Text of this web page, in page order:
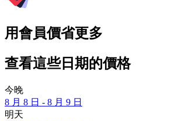
用會員價省更多
查看這些日期的價格
今晚
8 月 8 日 - 8 月 9 日
明天